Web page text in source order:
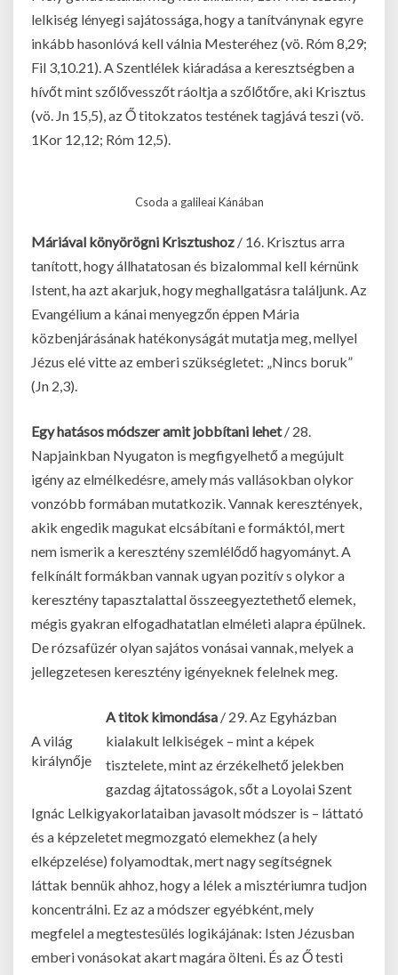
lelkiség lényegi sajátossága, hogy a tanítványnak egyre
inkább hasonlóvá kell válnia Mesteréhez (vö. Róm 8,29;
Fil 3,10.21). A Szentlélek kiáradása a keresztségben a
hívőt mint szőlővesszőt ráoltja a szőlőtőre, aki Krisztus
(vö. Jn 15,5), az Ő titokzatos testének tagjává teszi (vö.
1Kor 12,12; Róm 12,5).
Csoda a galileai Kánában
Máriával könyörögni Krisztushoz / 16. Krisztus arra
tanított, hogy állhatatosan és bizalommal kell kérnünk
Istent, ha azt akarjuk, hogy meghallgatásra találjunk. Az
Evangélium a kánai menyegzőn éppen Mária
közbenjárásának hatékonyságát mutatja meg, mellyel
Jézus elé vitte az emberi szükségletet: „Nincs boruk”
(Jn 2,3).
Egy hatásos módszer amit jobbítani lehet/ 28.
Napjainkban Nyugaton is megfigyelhető a megújult
igény az elmélkedésre, amely más vallásokban olykor
vonzóbb formában mutatkozik. Vannak keresztények,
akik engedik magukat elcsábítani e formáktól, mert
nem ismerik a keresztény szemlélődő hagyományt. A
felkínált formákban vannak ugyan pozitív s olykor a
keresztény tapasztalattal összeegyeztethető elemek,
mégis gyakran elfogadhatatlan elméleti alapra épülnek.
De rózsafüzér olyan sajátos vonásai vannak, melyek a
jellegzetesen keresztény igényeknek felelnek meg.
A világ
királynője
A titok kimondása / 29. Az Egyházban
kialakult lelkiségek – mint a képek
tisztelete, mint az érzékelhető jelekben
gazdag ájtatosságok, sőt a Loyolai Szent
Ignác Lelkigyakorlataiban javasolt módszer is – láttató
és a képzeletet megmozgató elemekhez (a hely
elképzelése) folyamodtak, mert nagy segítségnek
láttak bennük ahhoz, hogy a lélek a misztériumra tudjon
koncentrálni. Ez az a módszer egyébként, mely
megfelel a megtestesülés logikájának: Isten Jézusban
emberi vonásokat akart magára ölteni. És az Ő testi